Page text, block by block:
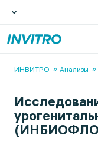
ИНВИТРО Анализы